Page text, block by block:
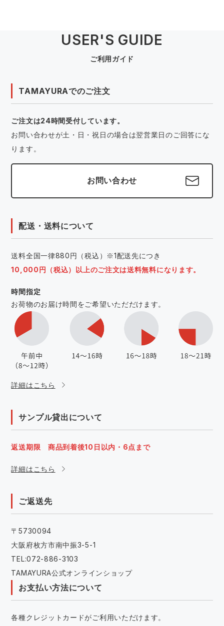
USER'S GUIDE
ご利用ガイド
TAMAYURAでのご注文
ご注文は24時間受付しています。
お問い合わせが土・日・祝日の場合は翌営業日のご回答にな
ります。
お問い合わせ
配送・送料について
送料全国一律880円（税込）※1配送先につき
10,000円（税込）以上のご注文は送料無料になります。
時間指定
お荷物のお届け時間をご希望いただだけます。
詳細はこちら
サンプル貸出について
返送期限 商品到着後10日以内・6点まで
詳細はこちら
ご返送先
〒5730094
大阪府枚方市南中振3-5-1
TEL:072-886-3103
TAMAYURA公式オンラインショップ
お支払い方法について
各種クレジットカードがご利用いただけます。